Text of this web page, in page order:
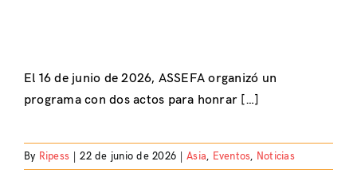
El 16 de junio de 2026, ASSEFA organizó un
programa con dos actos para honrar […]
By Ripess 22 de junio de 2026 Asia, Eventos, Noticias